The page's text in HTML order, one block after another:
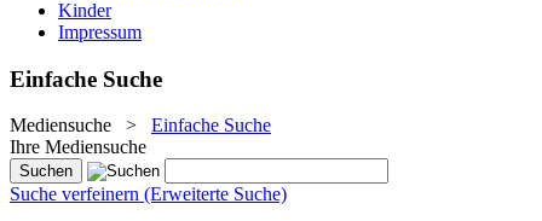
Kinder
Impressum
Einfache Suche
Mediensuche > Einfache Suche
Ihre Mediensuche
Suche verfeinern (Erweiterte Suche)